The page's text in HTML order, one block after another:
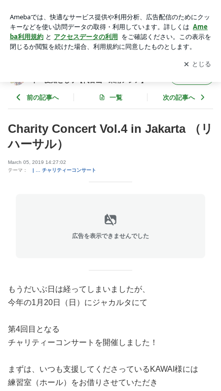
ラシック♪ 音浴じかん ピアニスト・愛知とし子【代官山・東南
アジア】
アプリをダウンロードして ブログの更新通知
を受け取りまし
ょう。
開く
ト・愛知とし子【代官山・東南アジア】
前の記事へ 一覧 次の記事へ
Charity Concert Vol.4 in Jakarta （リ
ハーサル）
March 05, 2019 14:27:02
テーマ：
| … チャリティーコンサート
広告を表示できませんでした
もうだいぶ日は経ってしまいましたが、
今年の1月20日（日）にジャカルタにて
第4回目となる
チャリティーコンサートを開催しました！
まずは、いつも支援してくださっているKAWAI様には
練習室（ホール）をお借りさせていただき